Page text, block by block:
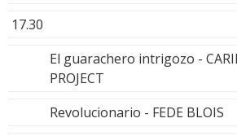
17.30
El guarachero intrigozo -
PROJECT
Revolucionario - FEDE BLOIS